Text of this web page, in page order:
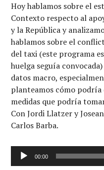
Hoy hablamos sobre el
Contexto respecto al
y la República y
hablamos sobre el
del taxi (este programa
huelga seguía
datos macro,
planteamos cómo podría
medidas que podría
Con Jordi Llatzer y
Carlos Barba.
Reproductor
de
00:00